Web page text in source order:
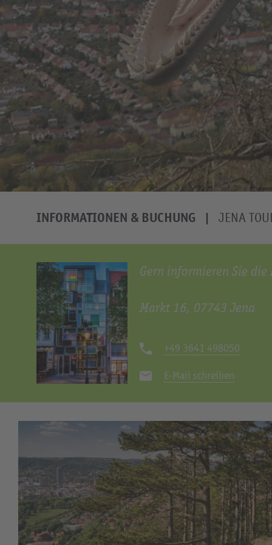
INFORMATIONEN & BUCHUNG JENA
Gern informieren Sie
Markt 16, 07743 Jena
+49 3641 498050
E-Mail schreiben